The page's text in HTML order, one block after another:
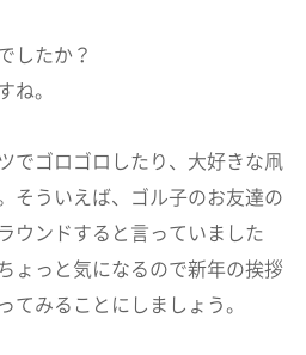
したか？
ね。
でゴロゴロしたり、大好きな凧
そういえば、ゴル子のお友達の
ウンドすると言っていました
ょっと気になるので新年の挨拶
てみることにしましょう。